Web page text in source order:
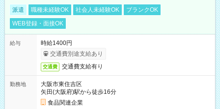
派遣 職種未経験OK 社会人未経験OK
ブランクOK
WEB登録・面接OK
給与
時給1400円
交通費別途支給あり
交通費 交通費支給有り
勤務地
大阪市東住吉区
矢田(大阪府)駅から徒歩16分
食品関連企業